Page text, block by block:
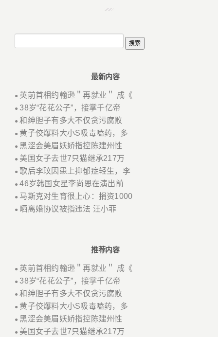
最新内容
● 英前首相约翰逊＂再就业＂ 成《
●38岁“花花公子”，接掌千亿帝
●和绅胆子有多大不仅贪污腐败
● 黄子佼爆料大小S吸毒嗑药，多
● 黑涩会美眉妖娇指控陈建州性
● 美国女子去世7只猫继承217万
●歌后李玟因患上抑郁症轻生，李
●46岁韩国女星李尚恩在演出前
● 马斯克对生育很上心：捐资1000
● 晒离婚协议被指违法 汪小菲
推荐内容
● 英前首相约翰逊＂再就业＂ 成《
●38岁“花花公子”，接掌千亿帝
●和绅胆子有多大不仅贪污腐败
● 黄子佼爆料大小S吸毒嗑药，多
● 黑涩会美眉妖娇指控陈建州性
● 美国女子去世7只猫继承217万